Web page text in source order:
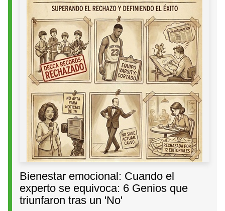
Bienestar emocional: Cuando el
experto se equivoca: 6 Genios que
triunfaron tras un 'No'